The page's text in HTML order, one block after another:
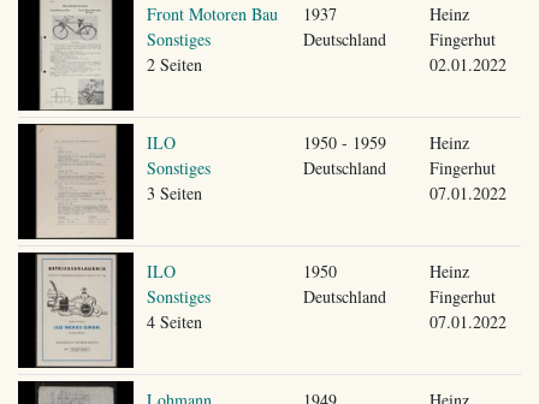
Front Motoren Bau
Sonstiges
2 Seiten
1937
Deutschland
Heinz
Fingerhut
02.01.2022
ILO
Sonstiges
3 Seiten
1950 - 1959
Deutschland
Heinz
Fingerhut
07.01.2022
ILO
Sonstiges
4 Seiten
1950
Deutschland
Heinz
Fingerhut
07.01.2022
Lohmann
1949
Heinz